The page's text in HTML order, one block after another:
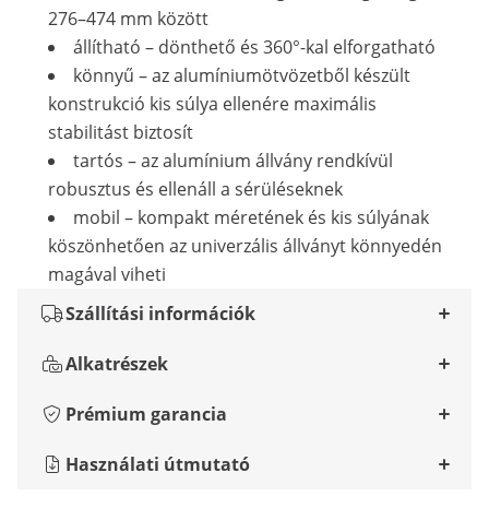
276–474 mm között
állítható – dönthető és 360°-kal elforgatható
könnyű – az alumíniumötvözetből készült
konstrukció kis súlya ellenére maximális
stabilitást biztosít
tartós – az alumínium állvány rendkívül
robusztus és ellenáll a sérüléseknek
mobil – kompakt méretének és kis súlyának
köszönhetően az univerzális állványt könnyedén
magával viheti
Szállítási információk
Alkatrészek
Prémium garancia
Használati útmutató